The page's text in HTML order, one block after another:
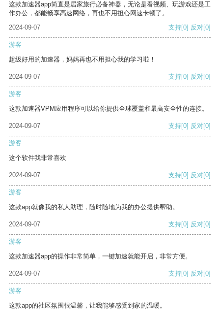
这款加速器app简直是居家旅行必备神器，无论是看视频、玩游戏还是工
作办公，都能畅享高速网络，再也不用担心网速卡顿了。
2024-09-07
支持[0] 反对[0]
游客
超级好用的加速器，妈妈再也不用担心我的学习啦！
2024-09-07 支持[0] 反对[0]
游客
这款加速器VPM应用程序可以给你提供全球覆盖和最高安全性的连接。
2024-09-07 支持[0] 反对[0]
游客
这个软件我非常喜欢
2024-09-07 支持[0] 反对[0]
游客
这款app就像我的私人助理，随时随地为我的办公提供帮助。
2024-09-07 支持[0] 反对[0]
游客
这款加速器app的操作非常简单，一键加速就能开启，非常方便。
2024-09-07 支持[0] 反对[0]
游客
这款app的社区氛围很温馨，让我能够感受到家的温暖。